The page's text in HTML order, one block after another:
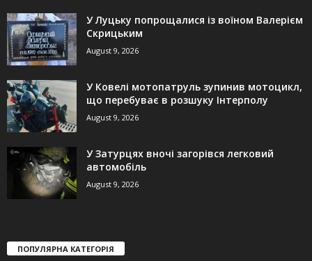
У Луцьку попрощалися із воїном Валерієм
Скрицьким
August 9, 2026
У Ковелі мотопатруль зупинив мотоцикл,
що перебуває в розшуку Інтерполу
August 9, 2026
У Затурцях вночі загорівся легковий
автомобіль
August 9, 2026
ПОПУЛЯРНА КАТЕГОРІЯ